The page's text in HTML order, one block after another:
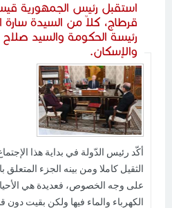
استقبل رئيس الجمهورية
قرطاج، كلاّ من السيدة سارة
رئيسة الحكومة والسيد صلاح
والإسكان.
أكّد رئيس الدّولة في بداية هذا
الثقيل كاملا ومن بينه الجزء المتعلق
على وجه الخصوص، فعديدة هي
الكهرباء والماء فيها ولكن بقيت